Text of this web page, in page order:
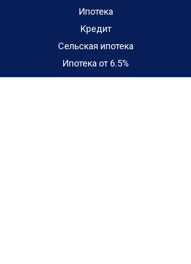
Ипотека
Кредит
Сельская ипотека
Ипотека от 6.5%
Акции